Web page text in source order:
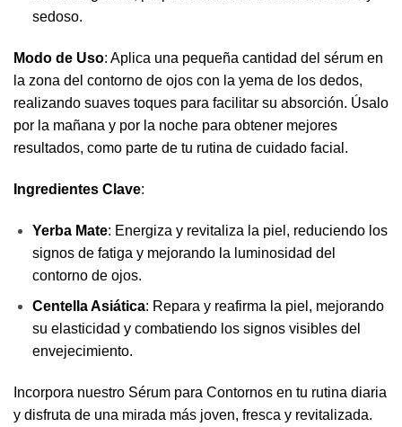
sedoso.
Modo de Uso: Aplica una pequeña cantidad del sérum en
la zona del contorno de ojos con la yema de los dedos,
realizando suaves toques para facilitar su absorción. Úsalo
por la mañana y por la noche para obtener mejores
resultados, como parte de tu rutina de cuidado facial.
Ingredientes Clave:
Yerba Mate: Energiza y revitaliza la piel, reduciendo los
signos de fatiga y mejorando la luminosidad del
contorno de ojos.
Centella Asiática: Repara y reafirma la piel, mejorando
su elasticidad y combatiendo los signos visibles del
envejecimiento.
Incorpora nuestro Sérum para Contornos en tu rutina diaria
y disfruta de una mirada más joven, fresca y revitalizada.